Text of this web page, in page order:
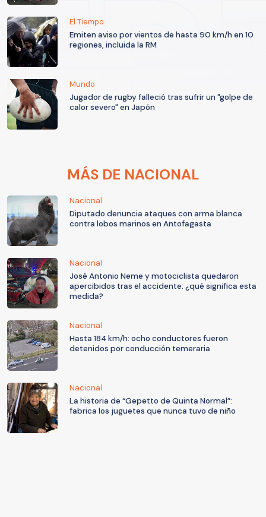
El Tiempo
Emiten aviso por vientos de hasta 90 km/h en 10
regiones, incluida la RM
Mundo
Jugador de rugby falleció tras sufrir un "golpe de
calor severo" en Japón
MÁS DE NACIONAL
Nacional
Diputado denuncia ataques con arma blanca
contra lobos marinos en Antofagasta
Nacional
José Antonio Neme y motociclista quedaron
apercibidos tras el accidente: ¿qué significa esta
medida?
Nacional
Hasta 184 km/h: ocho conductores fueron
detenidos por conducción temeraria
Nacional
La historia de “Gepetto de Quinta Normal”:
fabrica los juguetes que nunca tuvo de niño